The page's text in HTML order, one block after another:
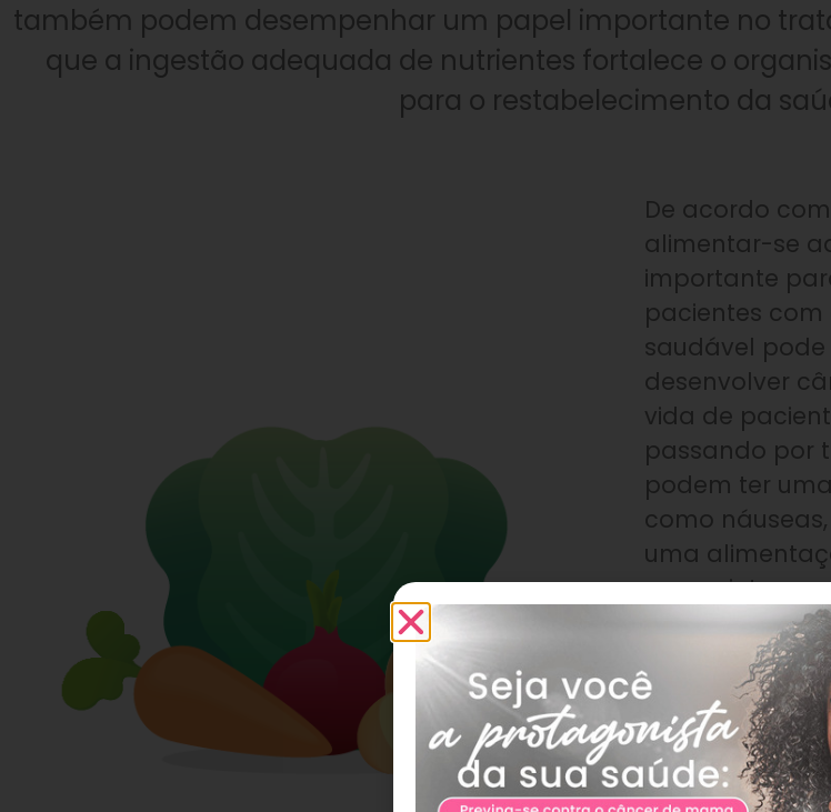
também podem desempenhar um papel importante no
que a ingestão adequada de nutrientes fortalece o
para o restabelecimento da
De acordo
alimentar-se
importante
pacientes
saudável
desenvolver
vida de
passando por
podem ter
como
uma
esses
vegetais,
magras e
alimentos
bem ajudará
fornecendo
precisa.